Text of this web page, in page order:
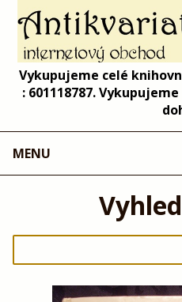
Vykupujeme celé
: 601118787.
MENU